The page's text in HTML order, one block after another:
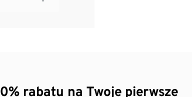
rabatu na Twoje pierwsze